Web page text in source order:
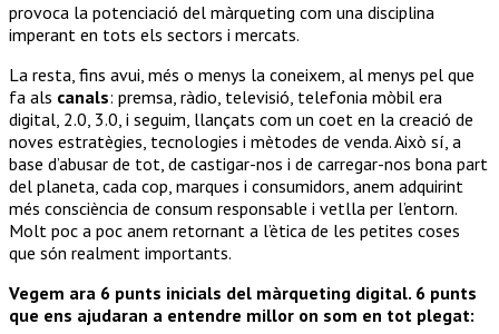
provoca la potenciació del màrqueting com una disciplina
imperant en tots els sectors i mercats.
La resta, fins avui, més o menys la coneixem, al menys pel que
fa als canals: premsa, ràdio, televisió, telefonia mòbil era
digital, 2.0, 3.0, i seguim, llançats com un coet en la creació de
noves estratègies, tecnologies i mètodes de venda. Això sí, a
base d’abusar de tot, de castigar-nos i de carregar-nos bona part
del planeta, cada cop, marques i consumidors, anem adquirint
més consciència de consum responsable i vetlla per l’entorn.
Molt poc a poc anem retornant a l’ètica de les petites coses
que són realment importants.
Vegem ara 6 punts inicials del màrqueting digital. 6 punts
que ens ajudaran a entendre millor on som en tot plegat: